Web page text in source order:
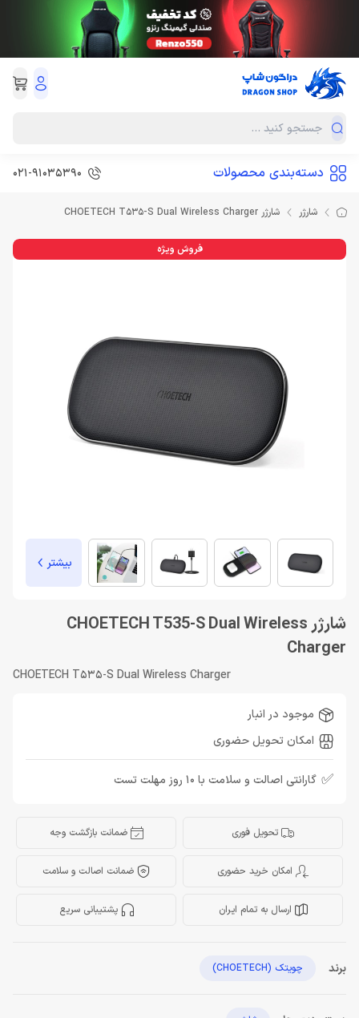
دسته‌بندی محصولات 021-91035390
شارژر شارژر CHOETECH T535-S Dual Wireless Charger
فروش ویژه
بیشتر
شارژر CHOETECH T535-S Dual Wireless
Charger
CHOETECH T535-S Dual Wireless Charger
موجود در انبار
امکان تحویل حضوری
✅ گارانتی اصالت و سلامت با 10 روز مهلت تست
تحویل فوری ضمانت بازگشت وجه
امکان خرید حضوری ضمانت اصالت و سلامت
ارسال به تمام ایران پشتیبانی سریع
برند چویتک (CHOETECH)